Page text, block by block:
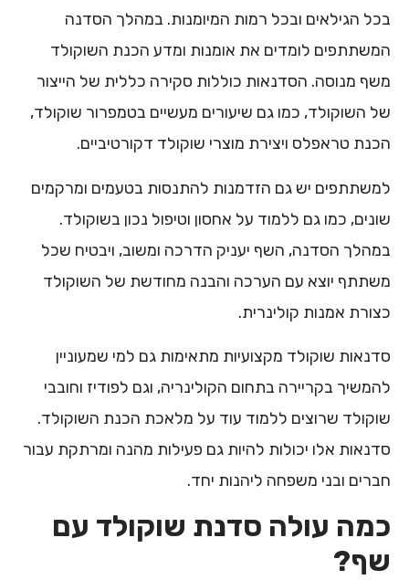
בכל הגילאים ובכל רמות המיומנות. במהלך הסדנה
המשתתפים לומדים את אומנות ומדע הכנת השוקולד
משף מנוסה. הסדנאות כוללות סקירה כללית של הייצור
של השוקולד, כמו גם שיעורים מעשיים בטמפרור שוקולד,
הכנת טראפלס ויצירת מוצרי שוקולד דקורטיביים.
למשתתפים יש גם הזדמנות להתנסות בטעמים ומרקמים
שונים, כמו גם ללמוד על אחסון וטיפול נכון בשוקולד.
במהלך הסדנה, השף יעניק הדרכה ומשוב, ויבטיח שכל
משתתף יוצא עם הערכה והבנה מחודשת של השוקולד
כצורת אמנות קולינרית.
סדנאות שוקולד מקצועיות מתאימות גם למי שמעוניין
להמשיך בקריירה בתחום הקולינריה, וגם לפודיז וחובבי
שוקולד שרוצים ללמוד עוד על מלאכת הכנת השוקולד.
סדנאות אלו יכולות להיות גם פעילות מהנה ומרתקת עבור
חברים ובני משפחה ליהנות יחד.
כמה עולה סדנת שוקולד עם
שף?